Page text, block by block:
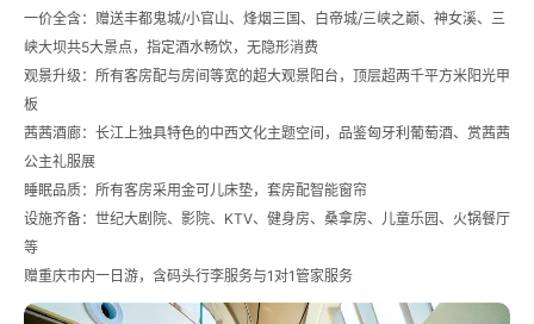
一价全含：赠送丰都鬼城/小官山、烽烟三国、白帝城/三峡之巅、神女溪、三
峡大坝共5大景点，指定酒水畅饮，无隐形消费
观景升级：所有客房配与房间等宽的超大观景阳台，顶层超两千平方米阳光甲
板
茜茜酒廊：长江上独具特色的中西文化主题空间，品鉴匈牙利葡萄酒、赏茜茜
公主礼服展
睡眠品质：所有客房采用金可儿床垫，套房配智能窗帘
设施齐备：世纪大剧院、影院、KTV、健身房、桑拿房、儿童乐园、火锅餐厅
等
赠重庆市内一日游，含码头行李服务与1对1管家服务